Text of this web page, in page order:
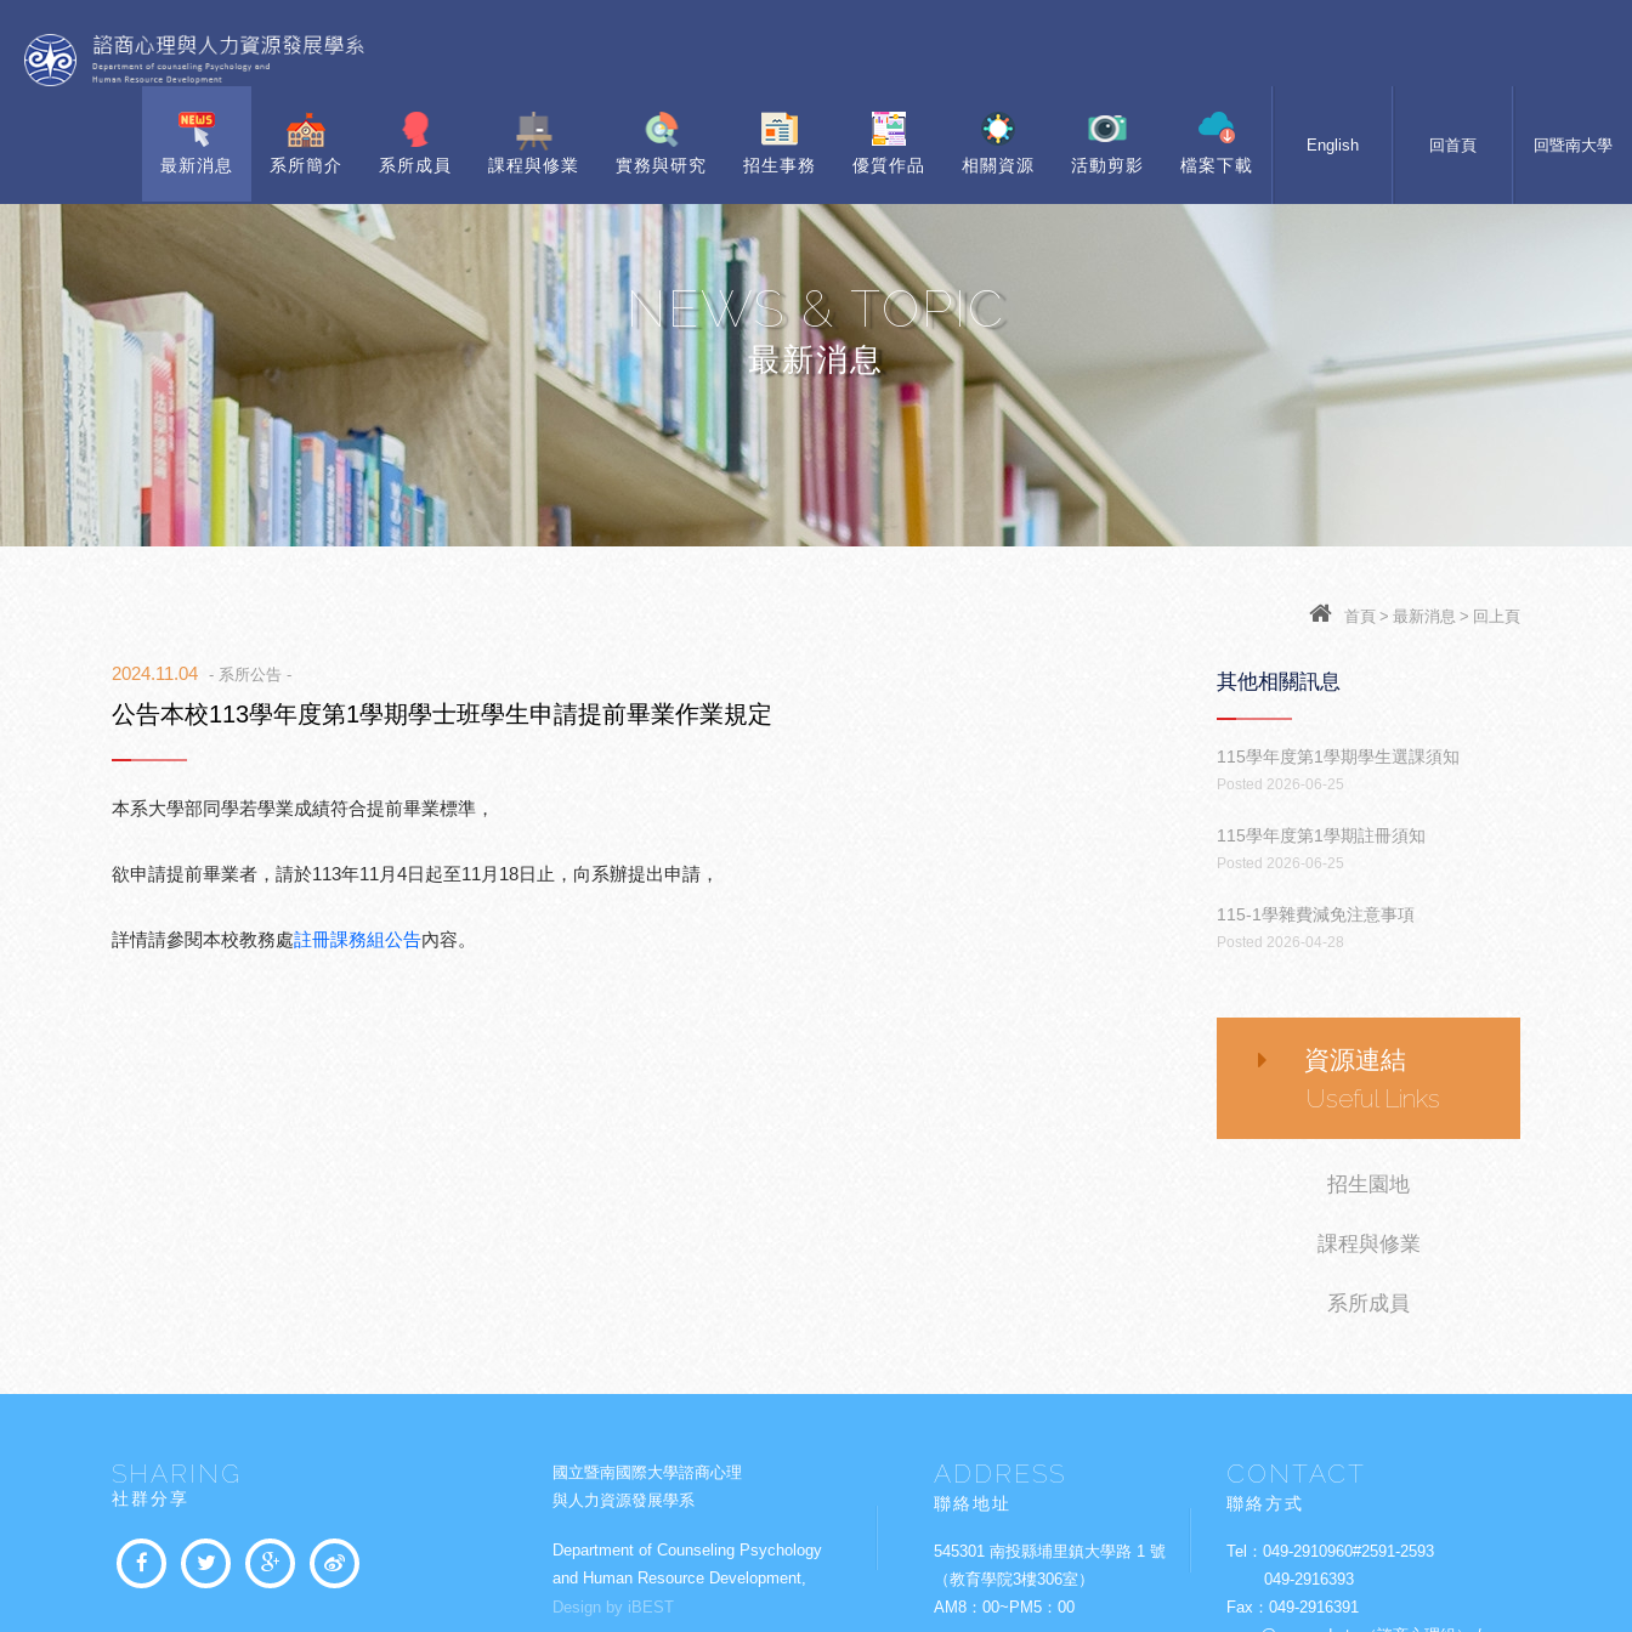
最新消息 系所簡介 系所成員 課程與修業 實務與研究 招生事務 優質作品 相關資源 活動剪影 檔案下載
English 回首頁 回暨南大學
NEWS & TOPIC
最新消息
首頁 > 最新消息 > 回上頁
2024.11.04 - 系所公告 -
公告本校113學年度第1學期學士班學生申請提前畢業作業規定
本系大學部同學若學業成績符合提前畢業標準，
欲申請提前畢業者，請於113年11月4日起至11月18日止，向系辦提出申請，
詳情請參閱本校教務處註冊課務組公告內容。
其他相關訊息
115學年度第1學期學生選課須知
Posted 2026-06-25
115學年度第1學期註冊須知
Posted 2026-06-25
115-1學雜費減免注意事項
Posted 2026-04-28
資源連結
Useful Links
招生園地
課程與修業
系所成員
SHARING
社群分享
國立暨南國際大學諮商心理
與人力資源發展學系
Department of Counseling Psychology
and Human Resource Development,
Design by iBEST
ADDRESS
聯絡地址
545301 南投縣埔里鎮大學路 1 號
（教育學院3樓306室）
AM8：00~PM5：00
CONTACT
聯絡方式
Tel：049-2910960#2591-2593
049-2916393
Fax：049-2916391